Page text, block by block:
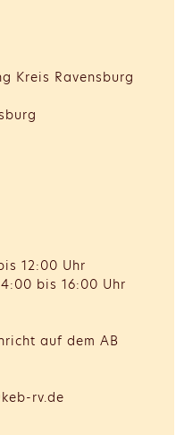
Kreis Ravensburg
12:00 Uhr
bis 16:00 Uhr
auf dem AB
rv.de